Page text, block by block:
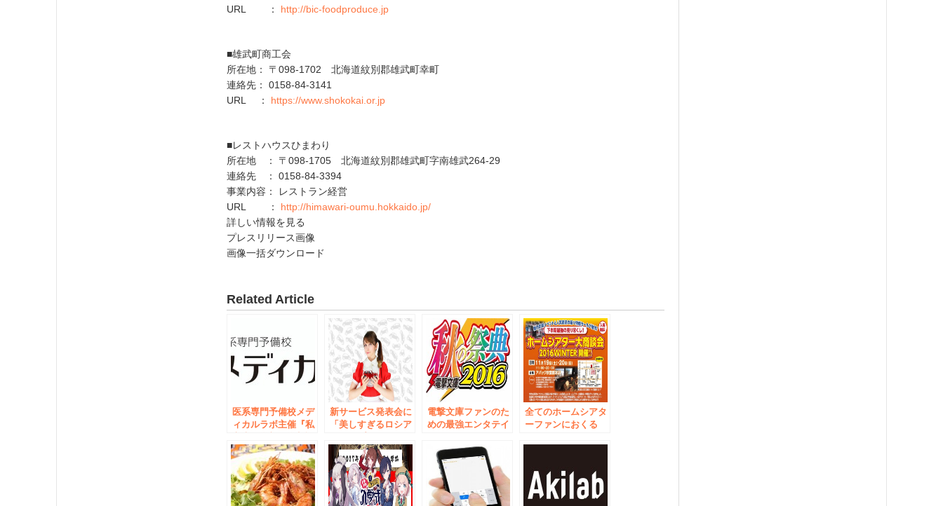
URL ： http://bic-foodproduce.jp
■雄武町商工会
所在地： 〒098-1702 北海道紋別郡雄武町幸町
連絡先： 0158-84-3141
URL ： https://www.shokokai.or.jp
■レストハウスひまわり
所在地 ： 〒098-1705 北海道紋別郡雄武町字南雄武264-29
連絡先 ： 0158-84-3394
事業内容： レストラン経営
URL ： http://himawari-oumu.hokkaido.jp/
詳しい情報を見る
プレスリリース画像
画像一括ダウンロード
Related Article
医系専門予備校メデ
ィカルラボ主催『私
会』6月18日（日）
東京・秋葉原にて開
催。
新サービス発表会に
「美しすぎるロシア
ナスチャん」が登
場！ 公式コスチュ
ームをお披露目！ 2
月15日、秋葉原にて
開催！
電撃文庫ファンのた
めの最強エンタテイ
１０月２日（日）秋
葉原にて開催！ステ
ージ、サイン会、グ
ッズ連動お渡し会の
参加応募受付開始！
全てのホームシアタ
ーファンにおくる
2016 WINTER」
11月19日・20日 秋
葉原にて開催